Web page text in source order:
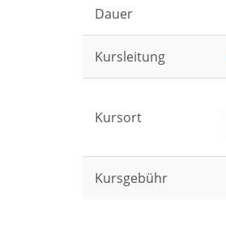
Dauer
Kursleitung
Kursort
Kursgebühr